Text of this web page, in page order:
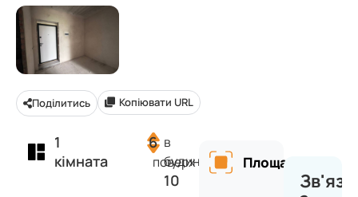
Поділитись Копіювати URL
1
кімната
6
поверх
в
будинку
10
Площа